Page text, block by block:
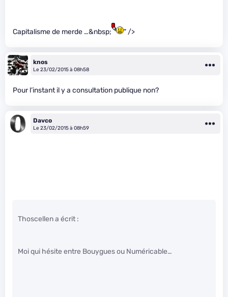
Capitalisme de merde …&nbsp; " />
knos
Le 23/02/2015 à 08h58
Pour l’instant il y a consultation publique non?
Davco
Le 23/02/2015 à 08h59
Thoscellen a écrit :
Moi qui hésite entre Bouygues ou Numéricable…